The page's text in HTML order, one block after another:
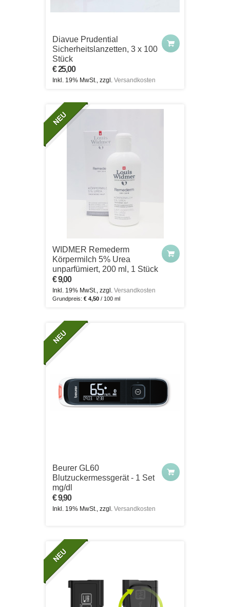
Diavue Prudential
Sicherheitslanzetten, 3 x 100
Stück
€ 25,00
Inkl. 19% MwSt., zzgl. Versandkosten
WIDMER Remederm
Körpermilch 5% Urea
unparfümiert, 200 ml, 1 Stück
€ 9,00
Inkl. 19% MwSt., zzgl. Versandkosten
Grundpreis: € 4,50 / 100 ml
Beurer GL60
Blutzuckermessgerät - 1 Set
mg/dl
€ 9,90
Inkl. 19% MwSt., zzgl. Versandkosten